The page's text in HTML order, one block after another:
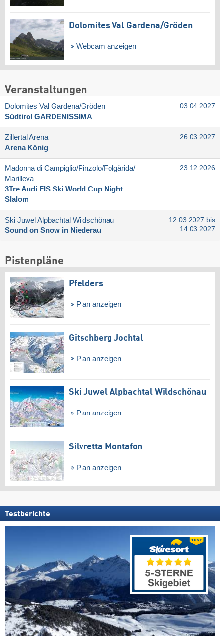
Dolomites Val Gardena/​Gröden
Webcam anzeigen
Veranstaltungen
Dolomites Val Gardena/​Gröden
Südtirol GARDENISSIMA
03.04.2027
Zillertal Arena
Arena König
26.03.2027
Madonna di Campiglio/​Pinzolo/​Folgàrida/​
Marilleva
3Tre Audi FIS Ski World Cup Night
Slalom
23.12.2026
Ski Juwel Alpbachtal Wildschönau
Sound on Snow in Niederau
12.03.2027 bis
14.03.2027
Pistenpläne
Pfelders
Plan anzeigen
Gitschberg Jochtal
Plan anzeigen
Ski Juwel Alpbachtal Wildschönau
Plan anzeigen
Silvretta Montafon
Plan anzeigen
Testberichte